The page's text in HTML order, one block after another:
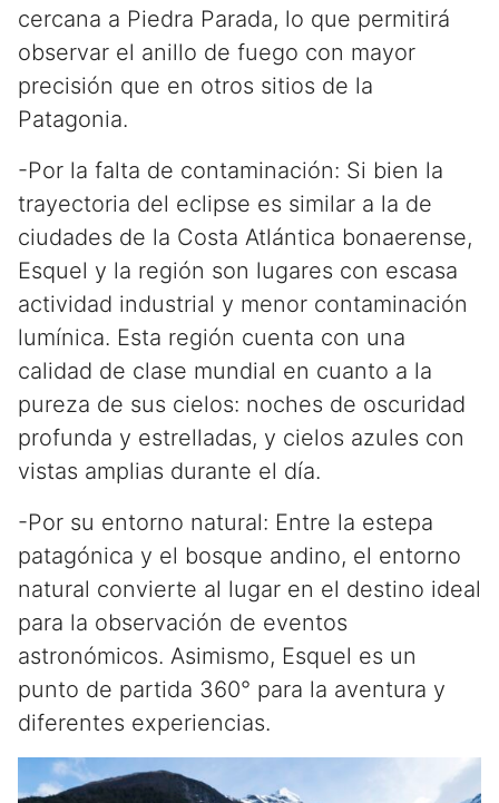
cercana a Piedra Parada, lo que permitirá
observar el anillo de fuego con mayor
precisión que en otros sitios de la
Patagonia.
-Por la falta de contaminación: Si bien la
trayectoria del eclipse es similar a la de
ciudades de la Costa Atlántica bonaerense,
Esquel y la región son lugares con escasa
actividad industrial y menor contaminación
lumínica. Esta región cuenta con una
calidad de clase mundial en cuanto a la
pureza de sus cielos: noches de oscuridad
profunda y estrelladas, y cielos azules con
vistas amplias durante el día.
-Por su entorno natural: Entre la estepa
patagónica y el bosque andino, el entorno
natural convierte al lugar en el destino ideal
para la observación de eventos
astronómicos. Asimismo, Esquel es un
punto de partida 360° para la aventura y
diferentes experiencias.